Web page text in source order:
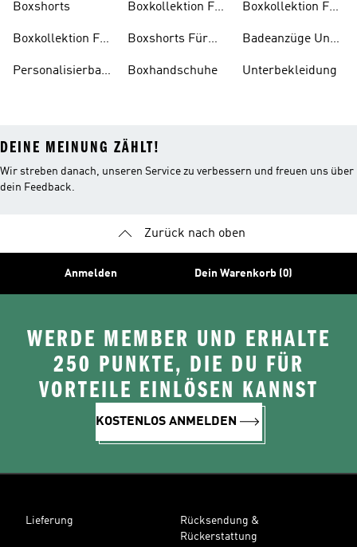
Boxshorts
Boxkollektion Für
Personalisierbare
Boxkollektion Für
Boxshorts Für
Boxhandschuhe
Boxkollektion Für
Badeanzüge Und
Unterbekleidung
DEINE MEINUNG ZÄHLT!
Wir streben danach, unseren Service zu verbessern und freuen uns über
dein Feedback.
Zurück nach oben
Anmelden Dein Warenkorb (0)
WERDE MEMBER UND ERHALTE
250 PUNKTE, DIE DU FÜR
VORTEILE EINLÖSEN KANNST
KOSTENLOS ANMELDEN
Lieferung
Rücksendung &
Rückerstattung